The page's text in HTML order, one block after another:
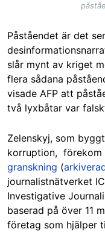
Påståendet är det
slår mynt av kriget
flera sådana
visade AFP att
två lyxbåtar var
Zelenskyj, som
korruption, förekom
granskning (
journalistnätverket
Investigative
baserad på över 11
företag som hjälper